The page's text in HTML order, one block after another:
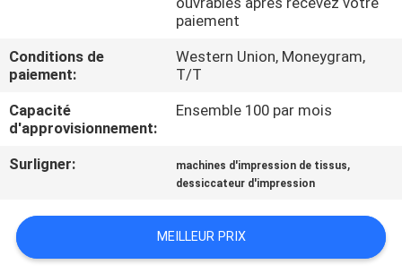
CONTACT
LES
CAS
paiement
Conditions de
paiement:
Western Union, Moneygram,
T/T
Capacité
d'approvisionnement:
Ensemble 100 par mois
Surligner: machines d'impression de tissus,
dessiccateur d'impression
MEILLEUR PRIX